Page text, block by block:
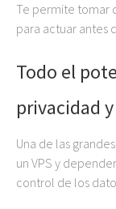
Te permite tomar
para actuar antes
Todo el
privacidad
Una de las
un VPS y
control de los